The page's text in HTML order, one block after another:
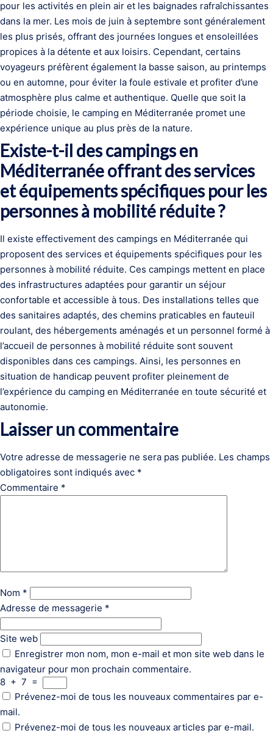
pour les activités en plein air et les baignades rafraîchissantes
dans la mer. Les mois de juin à septembre sont généralement
les plus prisés, offrant des journées longues et ensoleillées
propices à la détente et aux loisirs. Cependant, certains
voyageurs préfèrent également la basse saison, au printemps
ou en automne, pour éviter la foule estivale et profiter d’une
atmosphère plus calme et authentique. Quelle que soit la
période choisie, le camping en Méditerranée promet une
expérience unique au plus près de la nature.
Existe-t-il des campings en
Méditerranée offrant des services
et équipements spécifiques pour les
personnes à mobilité réduite ?
Il existe effectivement des campings en Méditerranée qui
proposent des services et équipements spécifiques pour les
personnes à mobilité réduite. Ces campings mettent en place
des infrastructures adaptées pour garantir un séjour
confortable et accessible à tous. Des installations telles que
des sanitaires adaptés, des chemins praticables en fauteuil
roulant, des hébergements aménagés et un personnel formé à
l’accueil de personnes à mobilité réduite sont souvent
disponibles dans ces campings. Ainsi, les personnes en
situation de handicap peuvent profiter pleinement de
l’expérience du camping en Méditerranée en toute sécurité et
autonomie.
Laisser un commentaire
Votre adresse de messagerie ne sera pas publiée. Les champs
obligatoires sont indiqués avec *
Commentaire *
Nom *
Adresse de messagerie *
Site web
Enregistrer mon nom, mon e-mail et mon site web dans le
navigateur pour mon prochain commentaire.
8 + 7 =
Prévenez-moi de tous les nouveaux commentaires par e-
mail.
Prévenez-moi de tous les nouveaux articles par e-mail.